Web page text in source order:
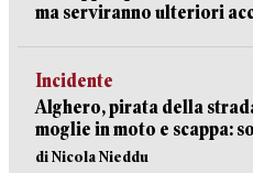
ma serviranno ulteriori
Incidente
Alghero, pirata della
moglie in moto e scappa:
di Nicola Nieddu